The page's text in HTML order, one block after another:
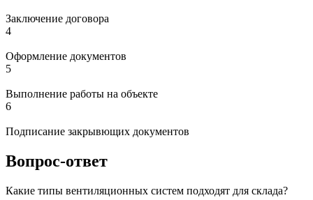
Заключение договора
4
Оформление документов
5
Выполнение работы на объекте
6
Подписание закрывющих документов
Вопрос-ответ
Какие типы вентиляционных систем подходят для склада?